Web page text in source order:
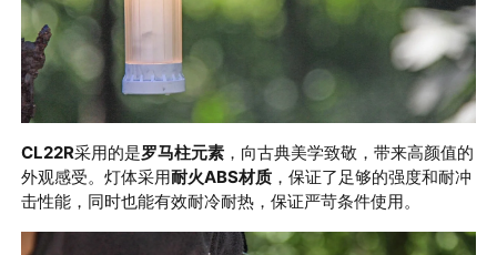
CL22R采用的是罗马柱元素 ，向古典美学致敬，带来高颜值的
外观感受。灯体采用耐火ABS材质 ，保证了足够的强度和耐冲
击性能，同时也能有效耐冷耐热，保证严苛条件使用。